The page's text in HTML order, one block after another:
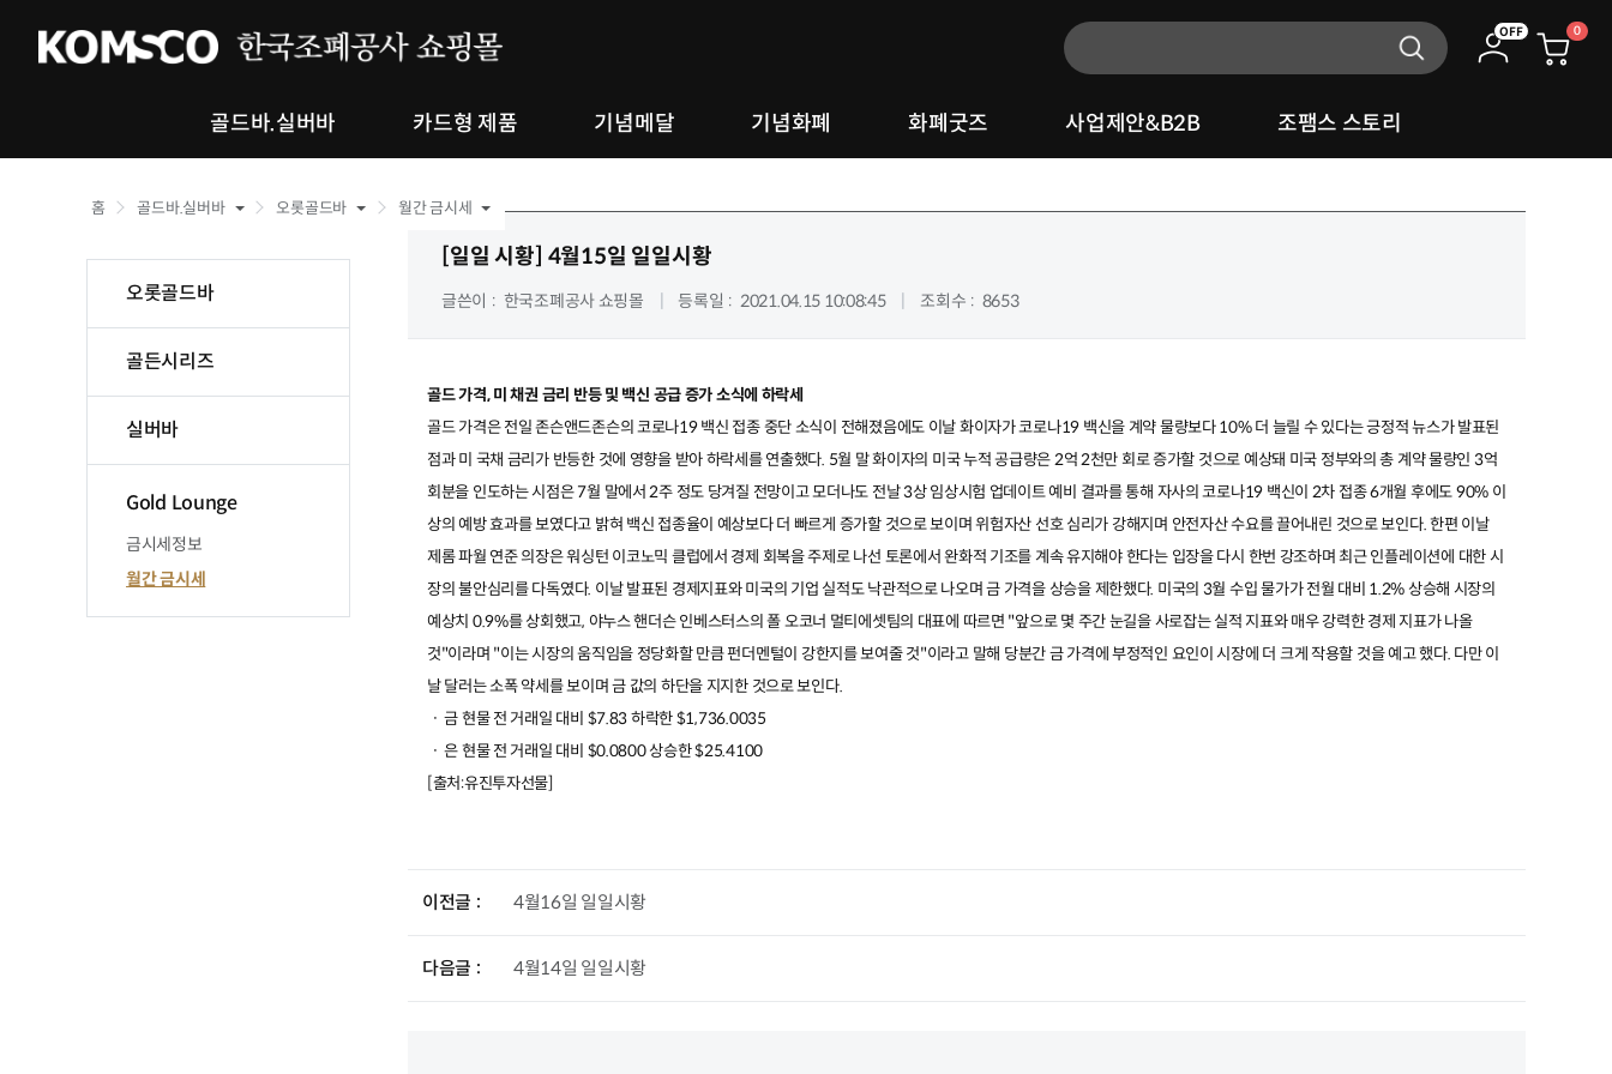
OFF 0
골드바.실버바 카드형 제품 기념메달 기념화폐 화폐굿즈 사업제안&B2B 조팸스 스토리
홈 골드바.실버바 오롯골드바 월간 금시세
오롯골드바
골든시리즈
실버바
Gold Lounge
금시세정보
월간 금시세
[일일 시황] 4월15일 일일시황
글쓴이 한국조폐공사 쇼핑몰 등록일 2021.04.15 10:08:45 조회수 8653
골드 가격, 미 채권 금리 반등 및 백신 공급 증가 소식에 하락세
골드 가격은 전일 존슨앤드존슨의 코로나19백신 접종 중단 소식이 전해졌음에도 이날 화이자가 코로나19 백신을 계약 물량보다10%더 늘릴 수 있다는 긍정적 뉴스가 발표된
점과 미 국채 금리가 반등한 것에 영향을 받아 하락세를 연출했다. 5월 말 화이자의 미국 누적 공급량은2억2천만 회로 증가할 것으로 예상돼 미국 정부와의 총 계약 물량인 3억
회분을 인도하는 시점은7월 말에서 2주 정도 당겨질 전망이고 모더나도 전날3상 임상시험 업데이트 예비 결과를 통해 자사의 코로나19 백신이 2차 접종6개월 후에도90% 이
상의 예방 효과를 보였다고 밝혀 백신 접종율이 예상보다 더 빠르게 증가할 것으로 보이며 위험자산 선호 심리가 강해지며 안전자산 수요를 끌어내린 것으로 보인다.한편 이날
제롬 파월 연준 의장은 워싱턴 이코노믹 클럽에서 경제 회복을 주제로 나선 토론에서 완화적 기조를 계속 유지해야 한다는 입장을 다시 한번 강조하며 최근 인플레이션에 대한 시
장의 불안심리를 다독였다. 이날 발표된 경제지표와 미국의 기업 실적도 낙관적으로 나오며 금 가격을 상승을 제한했다. 미국의 3월 수입 물가가 전월 대비 1.2% 상승해 시장의
예상치 0.9%를 상회했고, 야누스 핸더슨 인베스터스의 폴 오코너 멀티에셋팀의 대표에 따르면 "앞으로 몇 주간 눈길을 사로잡는 실적 지표와 매우 강력한 경제 지표가 나올
것"이라며 "이는 시장의 움직임을 정당화할 만큼 펀더멘털이 강한지를 보여줄 것"이라고 말해 당분간 금 가격에 부정적인 요인이 시장에 더 크게 작용할 것을 예고 했다. 다만 이
날 달러는 소폭 약세를 보이며 금 값의 하단을 지지한 것으로 보인다.
ㆍ 금 현물 전 거래일 대비 $7.83하락한$1,736.0035
ㆍ 은 현물 전 거래일 대비 $0.0800상승한$25.4100
[출처:유진투자선물]
이전글 4월16일 일일시황
다음글 4월14일 일일시황